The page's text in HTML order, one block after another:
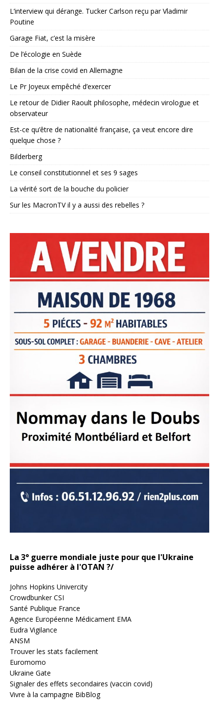
L’interview qui dérange. Tucker Carlson reçu par Vladimir
Poutine
Garage Fiat, c’est la misère
De l’écologie en Suède
Bilan de la crise covid en Allemagne
Le Pr Joyeux empêché d’exercer
Le retour de Didier Raoult philosophe, médecin virologue et
observateur
Est-ce qu’être de nationalité française, ça veut encore dire
quelque chose ?
Bilderberg
Le conseil constitutionnel et ses 9 sages
La vérité sort de la bouche du policier
Sur les MacronTV il y a aussi des rebelles ?
La 3° guerre mondiale juste pour que l'Ukraine
puisse adhérer à l'OTAN ?/
Johns Hopkins Univercity
Crowdbunker CSI
Santé Publique France
Agence Européenne Médicament EMA
Eudra Vigilance
ANSM
Trouver les stats facilement
Euromomo
Ukraine Gate
Signaler des effets secondaires (vaccin covid)
Vivre à la campagne BibBlog